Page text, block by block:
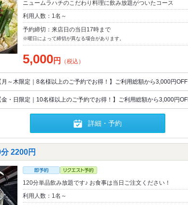
ニュームラハチのこだわり料理に飲み放題がついたコース
利用人数：1名～
予約締切：来店日の当日17時まで
※曜日によって締切が異なる場合があります。
5,000円 （税込）
月～木限定｜8名様以上のご予約でお得！】ご利用総額から3,000円OFF
金・日限定｜10名様以上のご予約でお得！】ご利用総額から3,000円
詳細・予約
2200円
120分単品飲み放題です♪ お食事は当日ご注文ください！
利用人数：1名～